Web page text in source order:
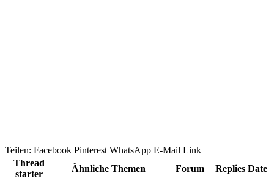
Teilen: Facebook Pinterest WhatsApp E-Mail Link
Thread
starter
Ähnliche Themen Forum Replies Date